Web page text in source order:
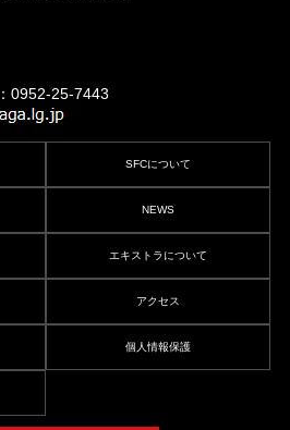
25-7443
SFCについて
NEWS
エキストラについて
アクセス
個人情報保護